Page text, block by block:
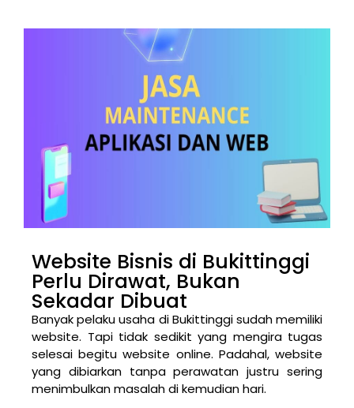
Website Bisnis di Bukittinggi
Perlu Dirawat, Bukan
Sekadar Dibuat
Banyak pelaku usaha di Bukittinggi sudah memiliki
website. Tapi tidak sedikit yang mengira tugas
selesai begitu website online. Padahal, website
yang dibiarkan tanpa perawatan justru sering
menimbulkan masalah di kemudian hari.